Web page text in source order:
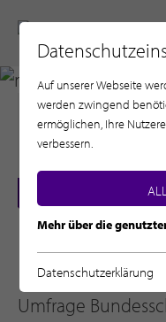
HOME
ÖSTERREICH
Umfrage
Auf unserer Webseite
werden zwingend
ermöglichen, Ihre
verbessern.
Mehr über die
Datenschutzerklärung